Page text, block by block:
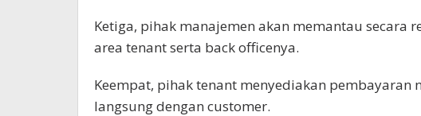
Ketiga, pihak manajemen akan memantau secara
area tenant serta back officenya.
Keempat, pihak tenant menyediakan
langsung dengan customer.